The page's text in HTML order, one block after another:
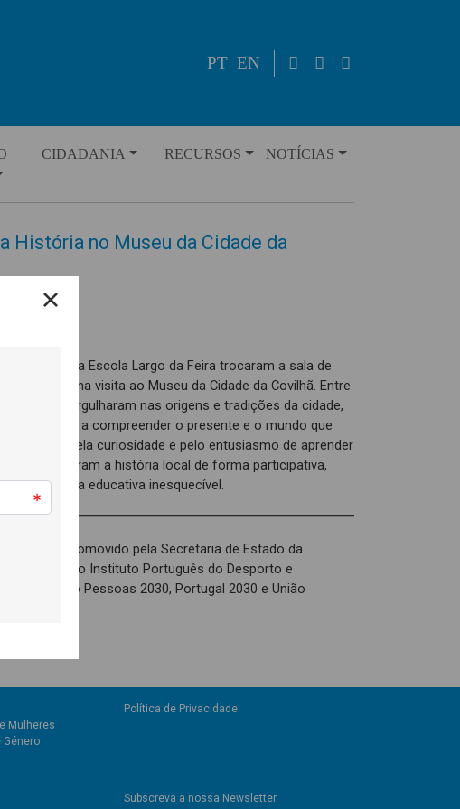
PT EN
CIDADANIA RECURSOS NOTÍCIAS
História no Museu da Cidade da
crianças da Escola Largo da Feira trocaram a sala de
tempo, numa visita ao Museu da Cidade da Covilhã. Entre
mergulharam nas origens e tradições da cidade,
ajuda a compreender o presente e o mundo que
marcada pela curiosidade e pelo entusiasmo de aprender
exploraram a história local de forma participativa,
experiência educativa inesquecível.
E9G é promovido pela Secretaria de Estado da
através do Instituto Português do Desporto e
pelo Pessoas 2030, Portugal 2030 e União
Mulheres
Política de Privacidade
Subscreva a nossa Newsletter